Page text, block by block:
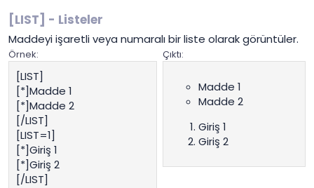
[LIST] - Listeler
Maddeyi işaretli veya numaralı bir liste olarak görüntüler.
Örnek:
[LIST]
[*]Madde 1
[*]Madde 2
[/LIST]
[LIST=1]
[*]Giriş 1
[*]Giriş 2
[/LIST]
Çıktı:
Madde 1
Madde 2
Giriş 1
Giriş 2